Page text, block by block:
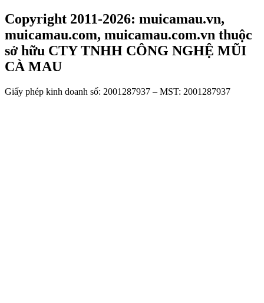
Copyright 2011-2026: muicamau.vn,
muicamau.com, muicamau.com.vn thuộc
sở hữu CTY TNHH CÔNG NGHỆ MŨI
CÀ MAU
Giấy phép kinh doanh số: 2001287937 – MST: 2001287937